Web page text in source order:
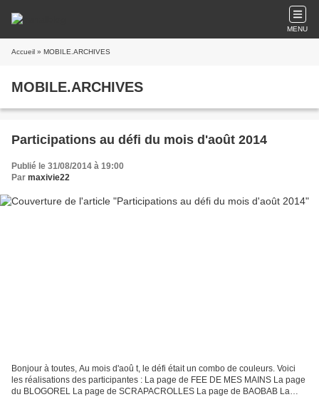
MENU
Accueil » MOBILE.ARCHIVES
MOBILE.ARCHIVES
Participations au défi du mois d'août 2014
Publié le 31/08/2014 à 19:00
Par maxivie22
Bonjour à toutes, Au mois d'aoû t, le défi était un combo de couleurs. Voici
les réalisations des participantes : La page de FEE DE MES MAINS La page
du BLOGOREL La page de SCRAPACROLLES La page de BAOBAB La